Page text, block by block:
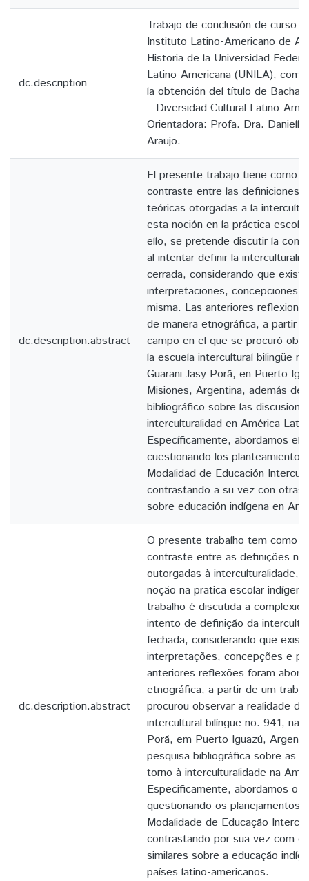
dc.description
Trabajo de conclusión de curso
Instituto Latino-Americano de
Historia de la Universidad
Latino-Americana (UNILA),
la obtención del título de
– Diversidad Cultural Latino-
Orientadora: Profa. Dra.
Araujo.
dc.description.abstract
El presente trabajo tiene como
contraste entre las definiciones
teóricas otorgadas a la
esta noción en la práctica
ello, se pretende discutir la
al intentar definir la
cerrada, considerando que
interpretaciones, concepciones
misma. Las anteriores
de manera etnográfica, a partir
campo en el que se procuró
la escuela intercultural bilingüe
Guarani Jasy Porã, en Puerto
Misiones, Argentina, además de
bibliográfico sobre las
interculturalidad en América
Específicamente, abordamos el
cuestionando los
Modalidad de Educación
contrastando a su vez con otras
sobre educación indígena en
dc.description.abstract
O presente trabalho tem como
contraste entre as definições
outorgadas à interculturalidade,
noção na pratica escolar
trabalho é discutida a
intento de definição da
fechada, considerando que
interpretações, concepções e
anteriores reflexões foram
etnográfica, a partir de um
procurou observar a realidade
intercultural bilíngue no. 941, na
Porã, em Puerto Iguazú,
pesquisa bibliográfica sobre as
torno à interculturalidade na
Especificamente, abordamos o
questionando os planejamentos
Modalidade de Educação
contrastando por sua vez com
similares sobre a educação
países latino-americanos.